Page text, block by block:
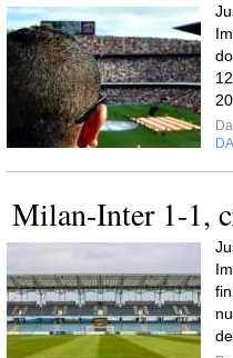
Da
Milan-Inter 1-1,